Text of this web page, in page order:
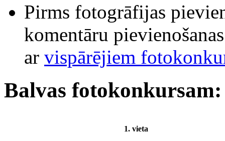
Pirms fotogrāfijas
komentāru
ar vispārējiem
Balvas fotokonkursam:
1. vieta